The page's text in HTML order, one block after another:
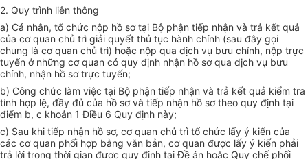
2. Quy trình liên thông
a) Cá nhân, tổ chức nộp hồ sơ tại Bộ phận tiếp nhận và trả kết quả
của cơ quan chủ trì giải quyết thủ tục hành chính (sau đây gọi
chung là cơ quan chủ trì) hoặc nộp qua dịch vụ bưu chính, nộp trực
tuyến ở những cơ quan có quy định nhận hồ sơ qua dịch vụ bưu
chính, nhận hồ sơ trực tuyến;
b) Công chức làm việc tại Bộ phận tiếp nhận và trả kết quả kiểm tra
tính hợp lệ, đầy đủ của hồ sơ và tiếp nhận hồ sơ theo quy định tại
điểm b, c khoản 1 Điều 6 Quy định này;
c) Sau khi tiếp nhận hồ sơ, cơ quan chủ trì tổ chức lấy ý kiến của
các cơ quan phối hợp bằng văn bản, cơ quan được lấy ý kiến phải
trả lời trong thời gian được quy định tại Đề án hoặc Quy chế phối